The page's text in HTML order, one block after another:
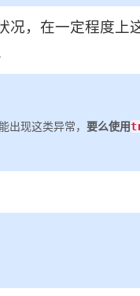
况，在一定程度上
出现这类异常， 要么使用